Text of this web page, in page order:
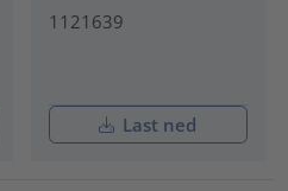
1121639
Last ned